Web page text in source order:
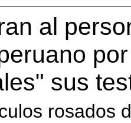
al
sus
rosados